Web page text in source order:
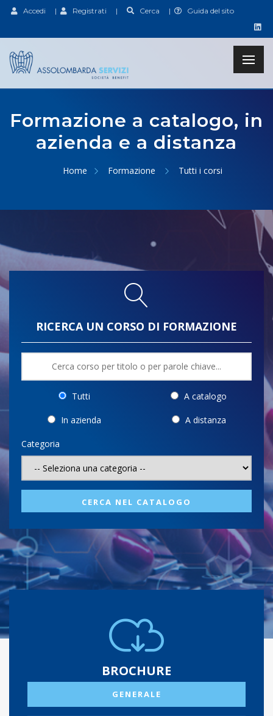
Accedi | Registrati | Cerca | Guida del sito
Formazione a catalogo, in
azienda e a distanza
Home Formazione Tutti i corsi
RICERCA UN CORSO DI FORMAZIONE
Tutti A catalogo
In azienda A distanza
Categoria
CERCA NEL CATALOGO
BROCHURE
GENERALE